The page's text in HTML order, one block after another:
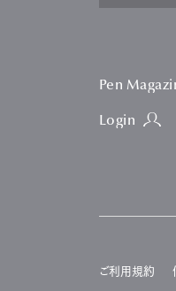
Pen
Login
ご利用規約